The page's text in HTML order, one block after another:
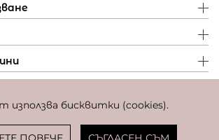
използва бисквитки (cookies).
курс за превалутиране: 1 EUR = 1,95583 BGN